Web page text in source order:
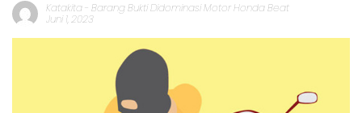
Katakita- Barang Bukti Didominasi Motor Honda Beat
Juni 1, 2023